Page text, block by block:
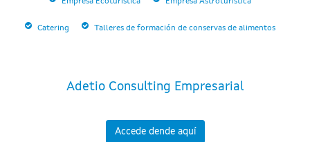
Catering Talleres de formación de conservas de alimentos
Adetio Consulting Empresarial
Accede dende aquí